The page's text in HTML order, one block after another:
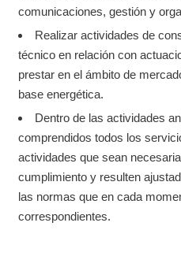
comunicaciones, gestión y
Realizar actividades de
técnico en relación con
prestar en el ámbito de
base energética.
Dentro de las actividades
comprendidos todos los
actividades que sean
cumplimiento y resulten
las normas que en cada
correspondientes.